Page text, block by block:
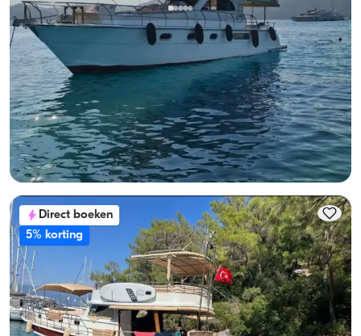
Gocek, Muğla Nieuwe boot
Luxe motorjacht Göcek, 8 pers. Beleef de zee!
Met kapitein
Motorjacht
Zeilen 8 Pers. · 2 Hut · 13.00m
Laagste
28.800 TL
Beschikbaarheid & prijs bekijken
Direct boeken
5% korting